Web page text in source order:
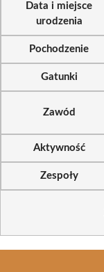
Data i miejsce
urodzenia
Pochodzenie
Gatunki
Zawód
Aktywność
Zespoły